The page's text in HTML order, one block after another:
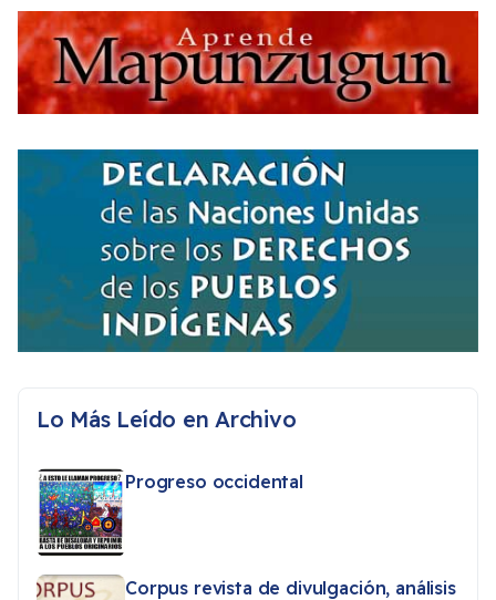
Lo Más Leído en Archivo
Progreso occidental
Corpus revista de divulgación, análisis